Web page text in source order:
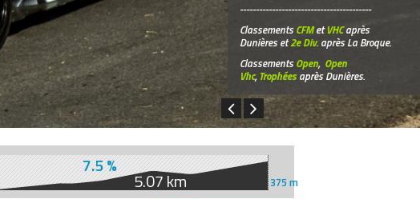
-----------------------------------------
ClassementsCFMetVHCaprès
Dunières et2e Div. après La Broque.
ClassementsOpen, Open
Vhc, Trophéesaprès Dunières.
5.07 km
7.5 %
375 m